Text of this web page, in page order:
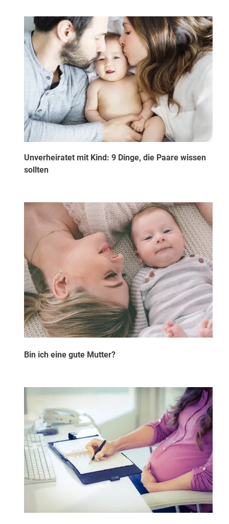
Unverheiratet mit Kind: 9 Dinge, die Paare wissen
sollten
Bin ich eine gute Mutter?